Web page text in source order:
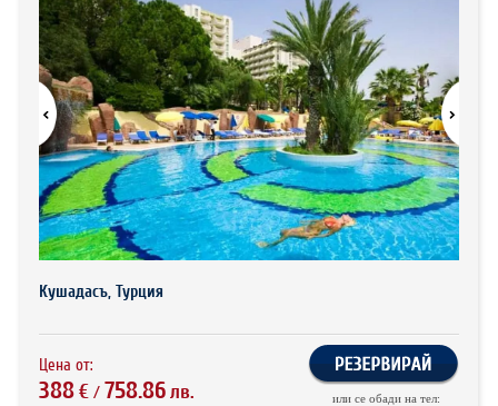
НОВА ГОДИНА 2027
ХОТЕЛИ В АЛБАНИЯ
АВТОБУСИ ПОД НАЕМ
ЗА НАС
КОНТАКТИ
ОБЩИ УСЛОВИЯ ПАКЕТНИ
ПЪТУВАНИЯ
ПОЛИТИКА ЗА ПОВЕРИТЕЛНОСТ
Кушадасъ, Турция
Цена от:
388€/ 758.86лв.
или се обади на тел: